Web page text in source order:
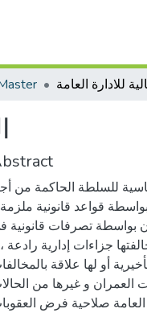
للادارة العامة
للسلطة الحاكمة من
قواعد قانونية
بواسطة تصرفات قانونية
جزاءات إدارية رادعة
أو لها علاقة
العمران و غيرها من
صلاحية فرض